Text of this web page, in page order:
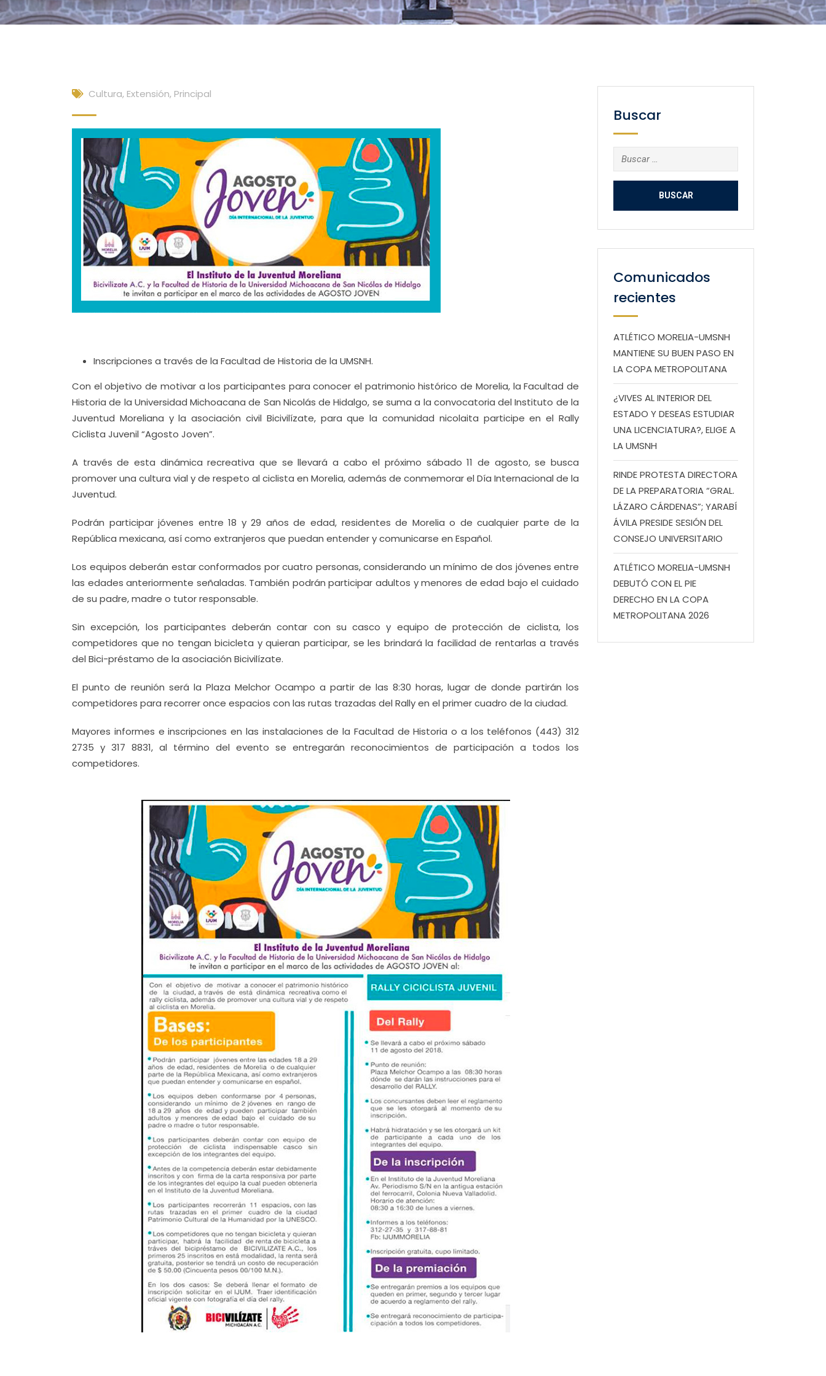
Cultura, Extensión, Principal
Inscripciones a través de la Facultad de Historia de la UMSNH.
Con el objetivo de motivar a los participantes para conocer el patrimonio histórico de Morelia, la Facultad de
Historia de la Universidad Michoacana de San Nicolás de Hidalgo, se suma a la convocatoria del Instituto de la
Juventud Moreliana y la asociación civil Bicivilízate, para que la comunidad nicolaita participe en el Rally
Ciclista Juvenil “Agosto Joven”.
A través de esta dinámica recreativa que se llevará a cabo el próximo sábado 11 de agosto, se busca
promover una cultura vial y de respeto al ciclista en Morelia, además de conmemorar el Día Internacional de la
Juventud.
Podrán participar jóvenes entre 18 y 29 años de edad, residentes de Morelia o de cualquier parte de la
República mexicana, así como extranjeros que puedan entender y comunicarse en Español.
Los equipos deberán estar conformados por cuatro personas, considerando un mínimo de dos jóvenes entre
las edades anteriormente señaladas. También podrán participar adultos y menores de edad bajo el cuidado
de su padre, madre o tutor responsable.
Sin excepción, los participantes deberán contar con su casco y equipo de protección de ciclista, los
competidores que no tengan bicicleta y quieran participar, se les brindará la facilidad de rentarlas a través
del Bici-préstamo de la asociación Bicivilízate.
El punto de reunión será la Plaza Melchor Ocampo a partir de las 8:30 horas, lugar de donde partirán los
competidores para recorrer once espacios con las rutas trazadas del Rally en el primer cuadro de la ciudad.
Mayores informes e inscripciones en las instalaciones de la Facultad de Historia o a los teléfonos (443) 312
2735 y 317 8831, al término del evento se entregarán reconocimientos de participación a todos los
competidores.
Buscar
Buscar:
Comunicados
recientes
ATLÉTICO MORELIA-UMSNH
MANTIENE SU BUEN PASO EN
LA COPA METROPOLITANA
¿VIVES AL INTERIOR DEL
ESTADO Y DESEAS ESTUDIAR
UNA LICENCIATURA?, ELIGE A
LA UMSNH
RINDE PROTESTA DIRECTORA
DE LA PREPARATORIA “GRAL.
LÁZARO CÁRDENAS”; YARABÍ
ÁVILA PRESIDE SESIÓN DEL
CONSEJO UNIVERSITARIO
ATLÉTICO MORELIA-UMSNH
DEBUTÓ CON EL PIE
DERECHO EN LA COPA
METROPOLITANA 2026